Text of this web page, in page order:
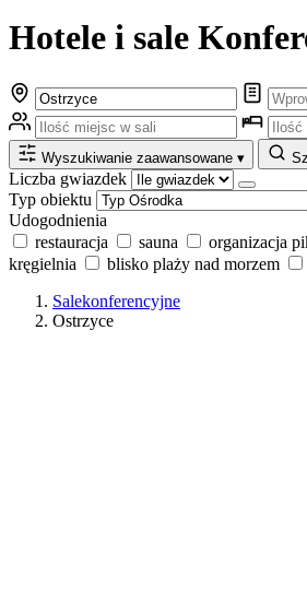
Hotele i sale
Wyszukiwanie zaawansowane ▾
Liczba gwiazdek
Typ obiektu
Udogodnienia
restauracja
sauna organizacja
kręgielnia
blisko plaży nad morzem
Salekonferencyjne
Ostrzyce